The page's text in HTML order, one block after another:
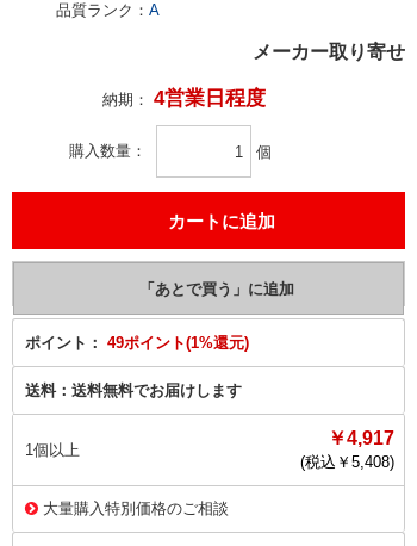
品質ランク： A
メーカー取り寄せ
納期： 4営業日程度
購入数量 個
ポイント： 49ポイント(1%還元)
送料： 送料無料でお届けします
1個以上
￥4,917
(税込￥ 5,408)
大量購入特別価格のご相談